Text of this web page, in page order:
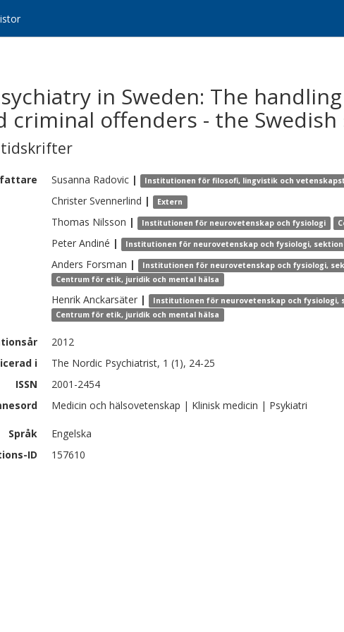
in Sweden: The
criminal offenders - the Swedish
tidskrifter
Susanna Radovic | Institutionen för filosofi, lingvistik och
Christer Svennerlind | Extern
Thomas Nilsson | Institutionen för neurovetenskap och fysiologi
Peter Andiné | Institutionen för neurovetenskap och fysiologi,
Anders Forsman |
Institutionen för neurovetenskap och fysiologi,
Centrum för etik, juridik och mental hälsa
Henrik Anckarsäter |
Institutionen för neurovetenskap och fysiologi,
Centrum för etik, juridik och mental hälsa
2012
i
The Nordic Psychiatrist, 1 (1), 24-25
ISSN
2001-2454
Medicin och hälsovetenskap | Klinisk medicin | Psykiatri
Språk
Engelska
ID
157610